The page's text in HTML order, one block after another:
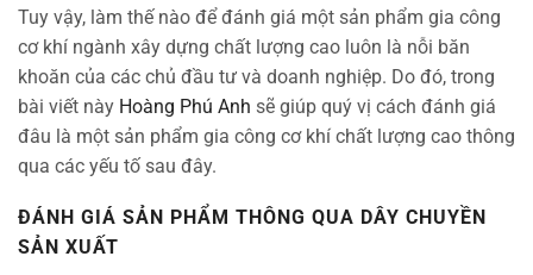
Tuy vậy, làm thế nào để đánh giá một sản phẩm gia công
cơ khí ngành xây dựng chất lượng cao luôn là nỗi băn
khoăn của các chủ đầu tư và doanh nghiệp. Do đó, trong
bài viết này Hoàng Phú Anh sẽ giúp quý vị cách đánh giá
đâu là một sản phẩm gia công cơ khí chất lượng cao thông
qua các yếu tố sau đây.
ĐÁNH GIÁ SẢN PHẨM THÔNG QUA DÂY CHUYỀN
SẢN XUẤT